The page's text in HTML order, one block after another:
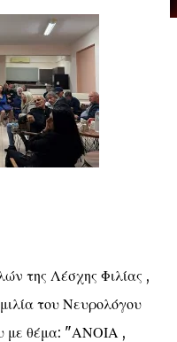
της Λέσχης Φιλίας ,
του Νευρολόγου
με θέμα: "ΑΝΟΙΑ ,